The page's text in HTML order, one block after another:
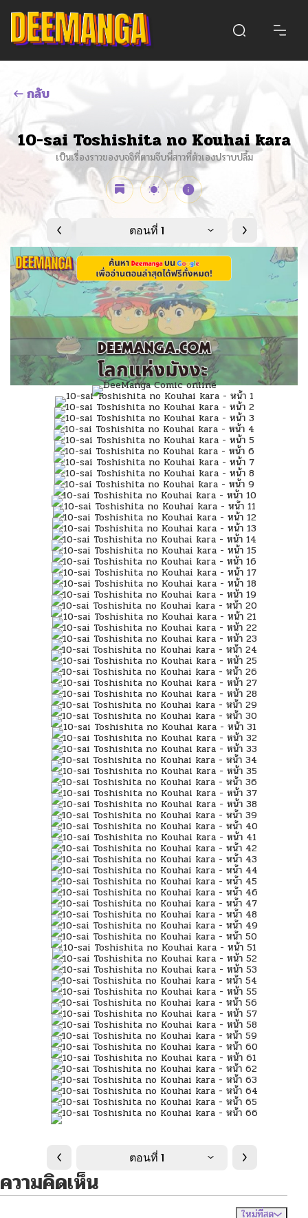
กลับ
10-sai Toshishita no Kouhai kara
เป็นเรื่องราวของบจจิที่ตามจีบพี่สาวที่ตัวเองปราบปลื้ม
ตอนที่ 1
ตอนที่ 1
ความคิดเห็น
ใหม่ที่สุด